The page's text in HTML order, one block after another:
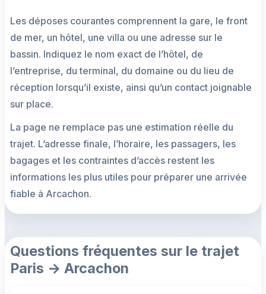
Les déposes courantes comprennent la gare, le front
de mer, un hôtel, une villa ou une adresse sur le
bassin. Indiquez le nom exact de l’hôtel, de
l’entreprise, du terminal, du domaine ou du lieu de
réception lorsqu’il existe, ainsi qu’un contact joignable
sur place.
La page ne remplace pas une estimation réelle du
trajet. L’adresse finale, l’horaire, les passagers, les
bagages et les contraintes d’accès restent les
informations les plus utiles pour préparer une arrivée
fiable à Arcachon.
Questions fréquentes sur le trajet
Paris → Arcachon